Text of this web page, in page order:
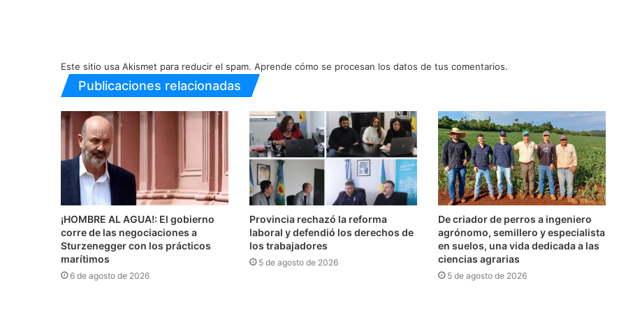
Este sitio usa Akismet para reducir el spam. Aprende cómo se procesan los datos de tus comentarios.
Publicaciones relacionadas
¡HOMBRE AL AGUA!: El gobierno
corre de las negociaciones a
Sturzenegger con los prácticos
marítimos
6 de agosto de 2026
Provincia rechazó la reforma
laboral y defendió los derechos de
los trabajadores
5 de agosto de 2026
De criador de perros a ingeniero
agrónomo, semillero y especialista
en suelos, una vida dedicada a las
ciencias agrarias
5 de agosto de 2026